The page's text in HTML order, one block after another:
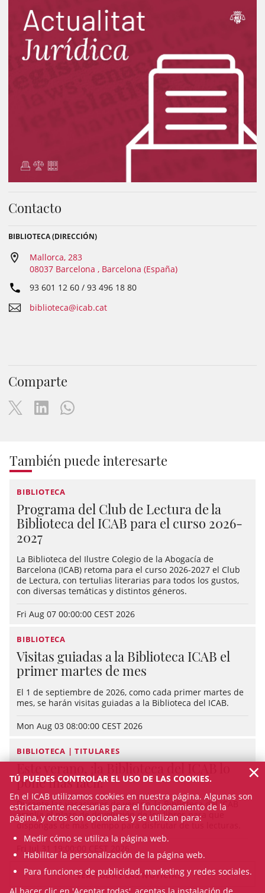
Contacto
BIBLIOTECA (DIRECCIÓN)
Mallorca, 283
08037 Barcelona , Barcelona (España)
93 601 12 60 / 93 496 18 80
biblioteca@icab.cat
Comparte
También puede interesarte
BIBLIOTECA
Programa del Club de Lectura de la
Biblioteca del ICAB para el curso 2026-
2027
La Biblioteca del Ilustre Colegio de la Abogacía de
Barcelona (ICAB) retoma para el curso 2026-2027 el Club
de Lectura, con tertulias literarias para todos los gustos,
con diversas temáticas y distintos géneros.
Fri Aug 07 00:00:00 CEST 2026
BIBLIOTECA
Visitas guiadas a la Biblioteca ICAB el
primer martes de mes
El 1 de septiembre de 2026, como cada primer martes de
mes, se harán visitas guiadas a la Biblioteca del ICAB.
Mon Aug 03 08:00:00 CEST 2026
BIBLIOTECA | TITULARES
pone más fácil!
Durante las vacaciones de verano, la Biblioteca del ICAB
amplía el plazo de devolución de los libros para que
dispongas de más tiempo para disfrutar de tus lecturas.
VER TODAS LAS NOTICIAS
TÚ PUEDES CONTROLAR EL USO DE LAS COOKIES.
En el ICAB utilizamos cookies en nuestra página. Algunas son
estrictamente necesarias para el funcionamiento de la
página, y otros son opcionales y se utilizan para:
Medir cómo se utiliza la página web.
Habilitar la personalización de la página web.
Para funciones de publicidad, marketing y redes sociales.
×